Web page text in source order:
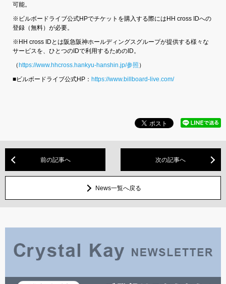
可能。
※ビルボードライブ公式HPでチケットを購入する際にはHH cross IDへの
登録（無料）が必要。
※HH cross IDとは阪急阪神ホールディングスグループが提供する様々な
サービスを、ひとつのIDで利用するためのID。
（https://www.hhcross.hankyu-hanshin.jp/参照 ）
■ビルボードライブ公式HP： https://www.billboard-live.com/
前の記事へ 次の記事へ
News一覧へ戻る